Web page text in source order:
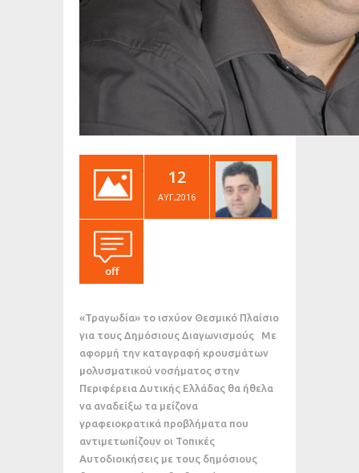
12
ΑΥΓ,2016
off
«Τραγωδία» το ισχύον Θεσμικό Πλαίσιο
για τους Δημόσιους Διαγωνισμούς Με
αφορμή την καταγραφή κρουσμάτων
μολυσματικού νοσήματος στην
Περιφέρεια Δυτικής Ελλάδας θα ήθελα
να αναδείξω τα μείζονα
γραφειοκρατικά προβλήματα που
αντιμετωπίζουν οι Τοπικές
Αυτοδιοικήσεις με τους δημόσιους